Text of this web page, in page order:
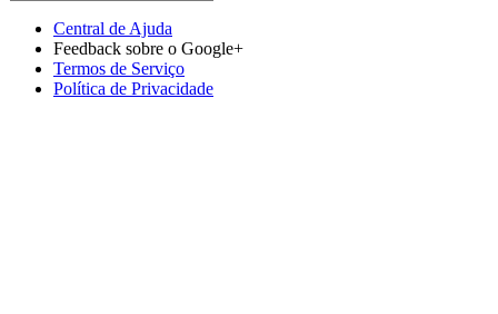
Central de Ajuda
Feedback sobre o Google+
Termos de Serviço
Política de Privacidade